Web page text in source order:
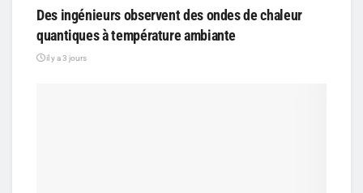
Des ingénieurs observent des ondes de chaleur
quantiques à température ambiante
il y a 3 jours